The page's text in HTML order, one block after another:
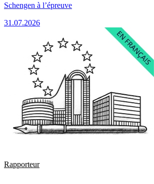
Schengen à l’épreuve
31.07.2026
Rapporteur